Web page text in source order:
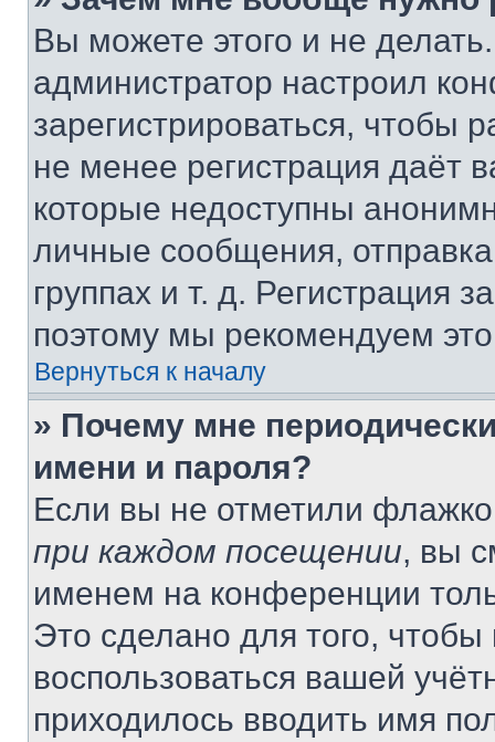
Вы можете этого и не
администратор настроил
зарегистрироваться, чтобы
не менее регистрация даёт
которые недоступны
личные сообщения,
группах и т. д. Регистрация
поэтому мы рекомендуем
Вернуться к началу
» Почему мне
имени и пароля?
Если вы не отметили
при каждом посещении, вы
именем на конференции
Это сделано для того, чтобы
воспользоваться вашей
приходилось вводить имя